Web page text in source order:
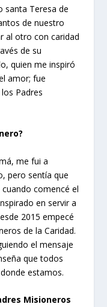
santa Teresa de
de nuestro
al otro con caridad
de su
quien me inspiró
amor; fue
Padres
me fui a
pero sentía que
comencé el
en servir a
2015 empecé
de la Caridad.
el mensaje
que todos
estamos.
Misioneros